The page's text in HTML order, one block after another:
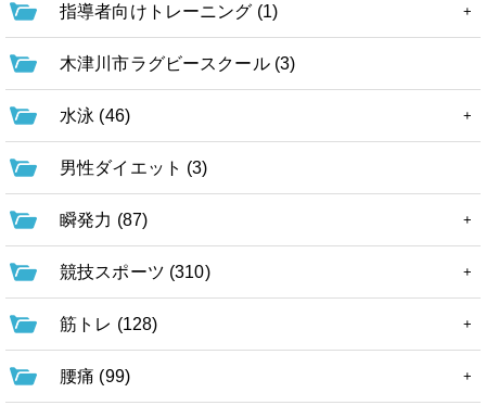
指導者向けトレーニング (1)
木津川市ラグビースクール (3)
水泳 (46)
男性ダイエット (3)
瞬発力 (87)
競技スポーツ (310)
筋トレ (128)
腰痛 (99)